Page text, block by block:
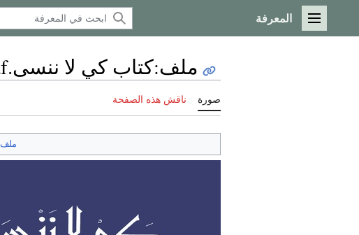
القائمة الرئيسية
المعرفة
ملف:كتاب كي لا ننسى.pdf
صورة ناقش هذه الصفحة
ملف